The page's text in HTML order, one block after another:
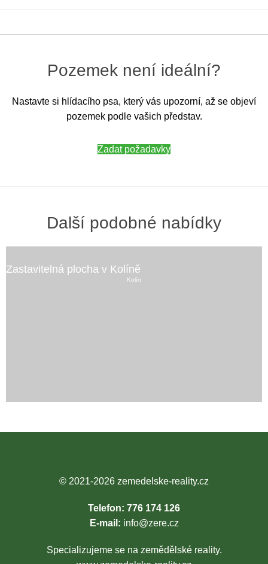
Pozemek není ideální?
Nastavte si hlídacího psa, který vás upozorní, až se objeví
pozemek podle vašich představ.
Zadat požadavky
Další podobné nabídky
Kolín
Zastavitelná plocha v Kolíně
© 2021-2026 zemedelske-reality.cz
Telefon: 776 174 126
E-mail: info@zere.cz
Specializujeme se na zemědělské reality.